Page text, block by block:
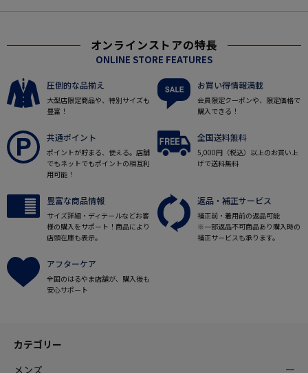
オンラインストアの特長
ONLINE STORE FEATURES
圧倒的な品揃え
大型店限定商品や、特別サイズも
豊富！
お買い得情報満載
会員限定クーポンや、限定価格で
購入できる！
共通ポイント
ポイントが貯まる、使える。店舗
でもネットでもポイントの相互利
用可能！
全国送料無料
5,000円（税込）以上のお買い上
げで送料無料
豊富な商品情報
サイズ詳細・ディテールなどお客
様の購入をサポート！商品により
店頭在庫も表示。
返品・補正サービス
補正前・着用前の返品可能
※一部返品不可商品あり購入時の
補正サービスも承ります。
アフターケア
全国のはるやま店舗が、購入後も
安心サポート
カテゴリー
メンズ